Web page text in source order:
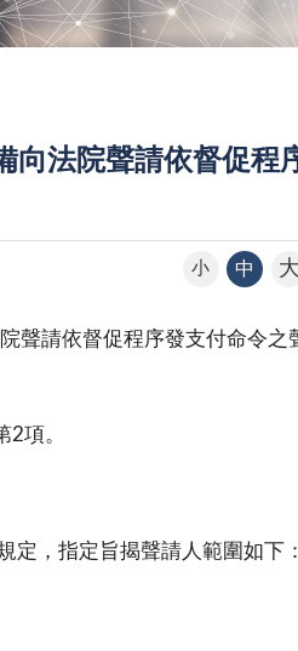
向法院聲請依督促程
小 中 大
請依督促程序發支付命令之
項。
定，指定旨揭聲請人範圍如下：